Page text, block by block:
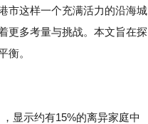
市这样一个充满活力的沿海城
更多考量与挑战。本文旨在探
衡。
显示约有15%的离异家庭中